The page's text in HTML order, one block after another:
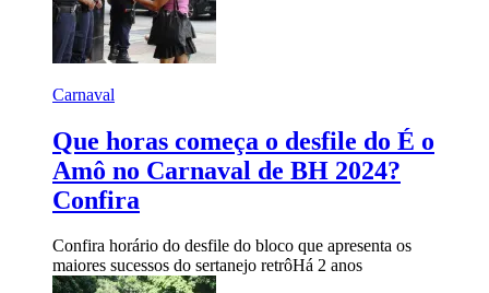
Carnaval
Que horas começa o desfile do É o
Amô no Carnaval de BH 2024?
Confira
Confira horário do desfile do bloco que apresenta os
maiores sucessos do sertanejo retrôHá 2 anos